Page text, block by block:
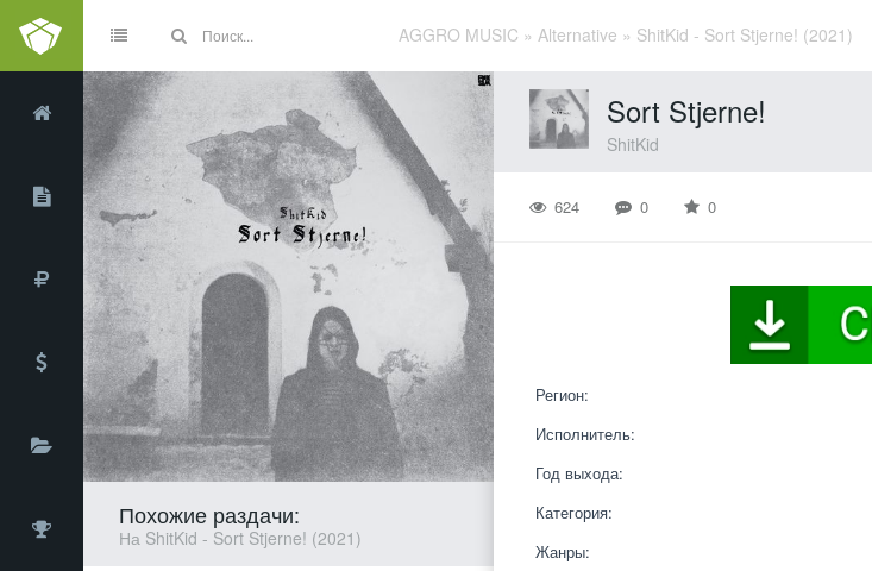
AGGRO MUSIC » Alternative » ShitKid - Sort Stjerne! (2021)
Sort Stjerne!
ShitKid
624 0 0
Регион:
Исполнитель:
Год выхода:
Категория:
Жанры:
Похожие раздачи:
На ShitKid - Sort Stjerne! (2021)